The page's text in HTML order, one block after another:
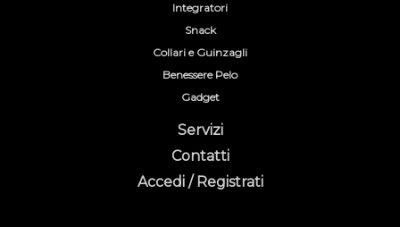
Integratori
Snack
Collari e Guinzagli
Benessere Pelo
Gadget
Servizi
Contatti
Accedi / Registrati